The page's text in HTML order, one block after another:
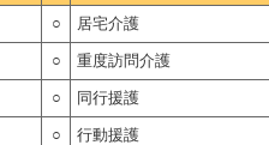
○ 居宅介護
○ 重度訪問介護
○ 同行援護
○ 行動援護